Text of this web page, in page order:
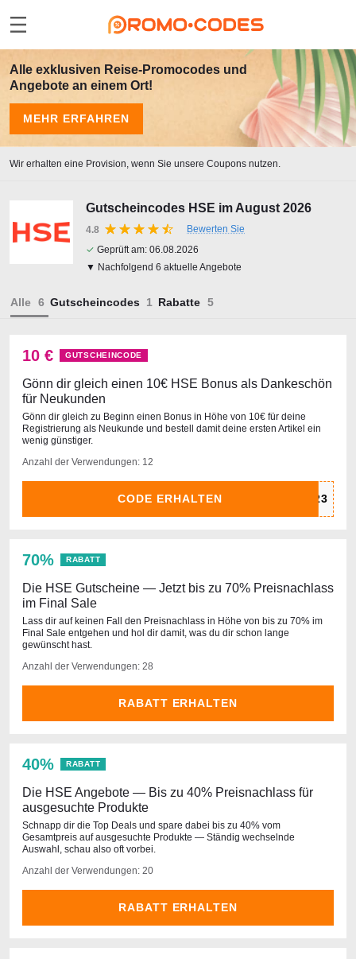
Alle exklusiven Reise-Promocodes und
Angebote an einem Ort!
MEHR ERFAHREN
Wir erhalten eine Provision, wenn Sie unsere Coupons nutzen.
Gutscheincodes HSE im August 2026
4.8
Bewerten Sie
✓ Geprüft am: 06.08.2026
▼ Nachfolgend 6 aktuelle Angebote
Alle Gutscheincodes Rabatte
10 € GUTSCHEINCODE
Gönn dir gleich einen 10€ HSE Bonus als Dankeschön
für Neukunden
Gönn dir gleich zu Beginn einen Bonus in Höhe von 10€ für deine
Registrierung als Neukunde und bestell damit deine ersten Artikel ein
wenig günstiger.
Anzahl der Verwendungen: 12
CODE ERHALTEN
70% RABATT
Die HSE Gutscheine — Jetzt bis zu 70% Preisnachlass
im Final Sale
Lass dir auf keinen Fall den Preisnachlass in Höhe von bis zu 70% im
Final Sale entgehen und hol dir damit, was du dir schon lange
gewünscht hast.
Anzahl der Verwendungen: 28
RABATT ERHALTEN
40% RABATT
Die HSE Angebote — Bis zu 40% Preisnachlass für
ausgesuchte Produkte
Schnapp dir die Top Deals und spare dabei bis zu 40% vom
Gesamtpreis auf ausgesuchte Produkte — Ständig wechselnde
Auswahl, schau also oft vorbei.
Anzahl der Verwendungen: 20
RABATT ERHALTEN